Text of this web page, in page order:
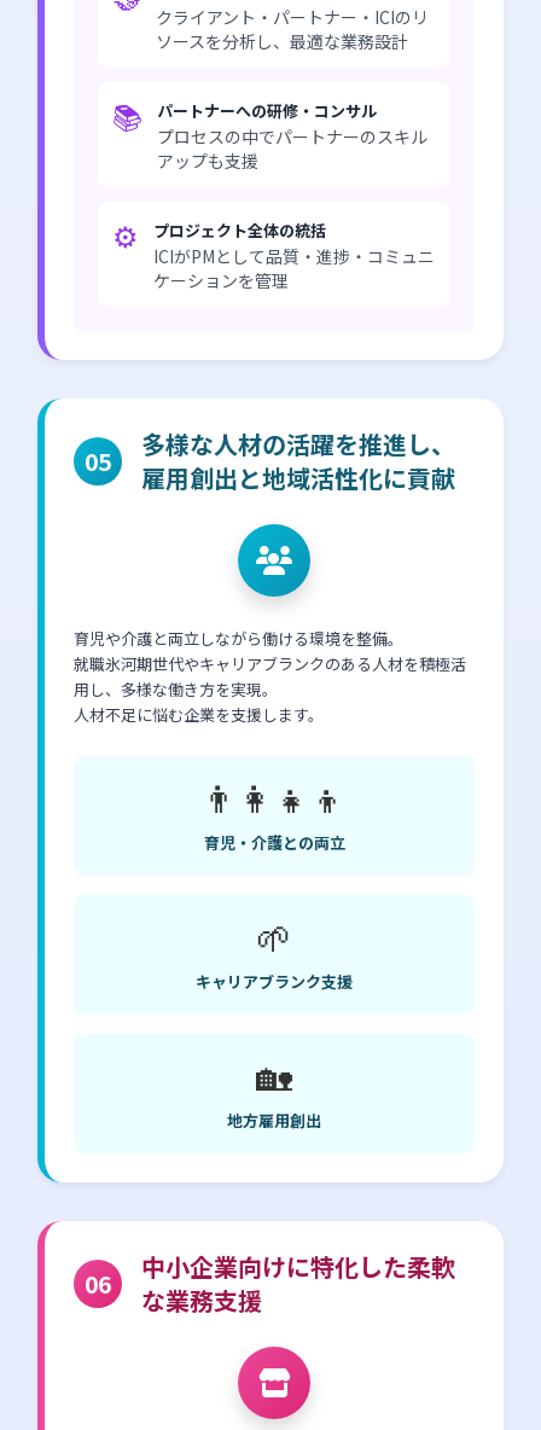
クライアント・パートナー・ICIのリ
ソースを分析し、最適な業務設計
📚 パートナーへの研修・コンサル
プロセスの中でパートナーのスキル
アップも支援
⚙️ プロジェクト全体の統括
ICIがPMとして品質・進捗・コミュニ
ケーションを管理
05
多様な人材の活躍を推進し、
雇用創出と地域活性化に貢献
育児や介護と両立しながら働ける環境を整備。
就職氷河期世代やキャリアブランクのある人材を積極活
用し、多様な働き方を実現。
人材不足に悩む企業を支援します。
👨‍👩‍👧‍👦
育児・介護との両立
🌱
キャリアブランク支援
🏡
地方雇用創出
06
中小企業向けに特化した柔軟
な業務支援